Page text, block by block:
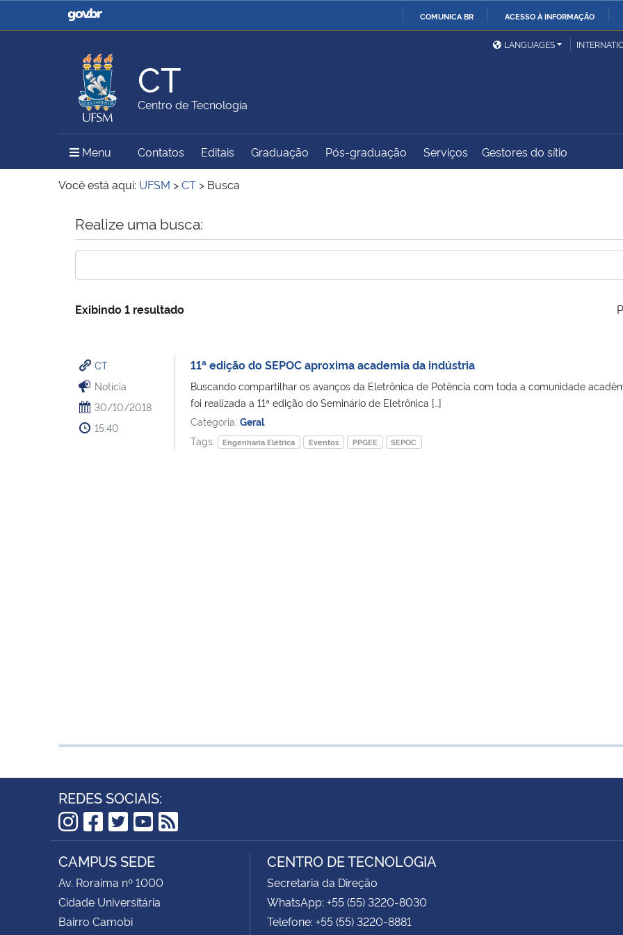
COMUNICA BR ACESSO À INFORMAÇÃO
Casa Civil
Ministério da Justiça e
Ministério da Defesa
Ministério das Relações
Exteriores
Ministério da Agricultura,
Pecuária e Abastecimento
Ministério do Meio Ambiente Ministério do Turismo
Ministério do
Controladoria-Geral da
LANGUAGES
CT
Centro de Tecnologia
Menu Menu Principal do Sítio
Contatos Editais Graduação Pós-graduação Serviços Gestores do sítio
Você está aqui: UFSM >CT > Busca
Início do conteúdo
Realize uma busca:
Exibindo 1 resultado
CT
Notícia
30/10/2018
15:40
11ª edição do SEPOC aproxima academia da indústria
Buscando compartilhar os avanços da Eletrônica de Potência com toda a comunidade
foi realizada a 11ª edição do Seminário de Eletrônica […]
Categoria: Geral
Tags:
Engenharia Elétrica Eventos PPGEE SEPOC
REDES SOCIAIS:
Instagram
Facebook
Twitter
YouTube
RSS
CAMPUS SEDE
Av. Roraima nº 1000
Cidade Universitária
Bairro Camobi
CENTRO DE TECNOLOGIA
Secretaria da Direção
WhatsApp: +55 (55) 3220-8030
Telefone: +55 (55) 3220-8881